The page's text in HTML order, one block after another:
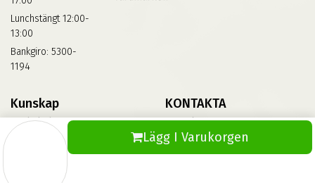
Lägg I Varukorgen
Lunchstängt 12:00-
13:00
Bankgiro: 5300-
1194
Kunskap
Däckskola
KONTAKTA
Kontakta Oss
Vinterdäck